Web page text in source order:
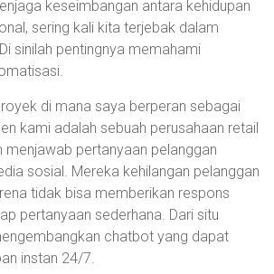
keseimbangan antara kehidupan
sering kali kita terjebak dalam
sinilah pentingnya memahami
di mana saya berperan sebagai
kami adalah sebuah perusahaan retail
menjawab pertanyaan pelanggan
sosial. Mereka kehilangan pelanggan
tidak bisa memberikan respons
pertanyaan sederhana. Dari situ
chatbot yang dapat
instan 24/7.